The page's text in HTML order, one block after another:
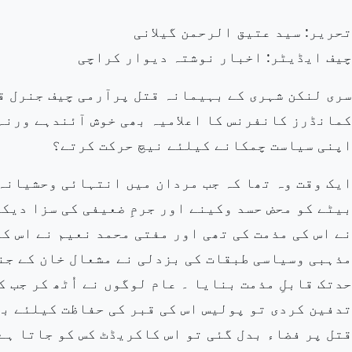
تحریر: سید عتیق الرحمن گیلانی
چیف ایڈیٹر: اخبار نوشتہ دیوار کراچی
سری لنکن شہری کے بہیمانہ قتل پرآرمی چیف جنرل
کمانڈرز کانفرنس کا اعلامیہ بھی خوش آئندہے
اپنی سیاست چمکانے کیلئے نیچ حرکت کرتے؟
ایک وقت وہ تھا کہ جب مردان میں انتہائی
نے اس کی مذمت کی تھی اور مفتی محمد نعیم نے اس
مذہبی وسیاسی طبقات کی بزدلی نے مشعال خان کے
حدتک قابلِ مذمت بنایا ۔ عام لوگوں نے اُٹھ کر جب
تدفین کردی تو پولیس اس کی قبر کی حفاظت کیلئے
قتل پر فضاء بدل گئی تو اس کاکریڈٹ کس کو جاتا